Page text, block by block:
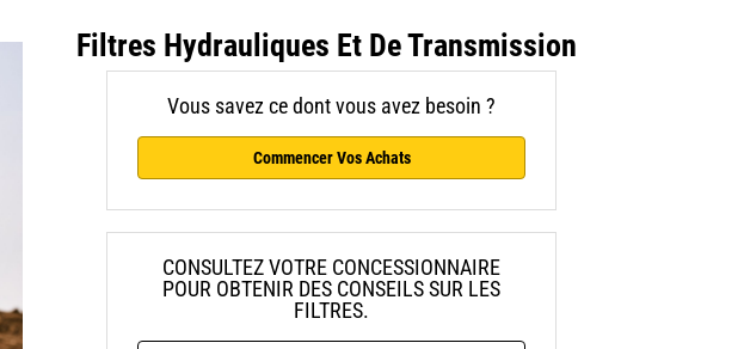
Filtres Hydrauliques Et De Transmission
Vous savez ce dont vous avez besoin ?
Commencer Vos Achats
CONSULTEZ VOTRE CONCESSIONNAIRE
POUR OBTENIR DES CONSEILS SUR LES
FILTRES.